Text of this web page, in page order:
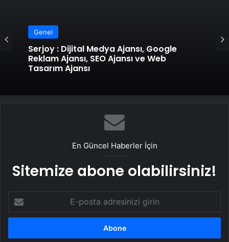
Genel
Serjoy : Dijital Medya Ajansı, Google
Reklam Ajansı, SEO Ajansı ve Web
Tasarım Ajansı
En Güncel Haberler İçin
Sitemize abone olabilirsiniz!
posta
adresinizi